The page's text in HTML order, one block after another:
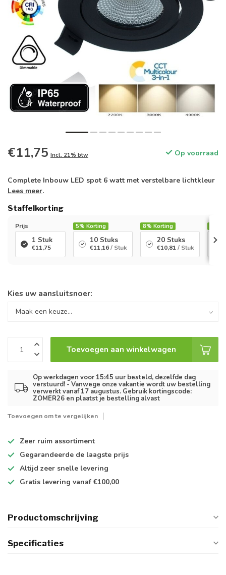
€11,75 Incl. 21% btw Op voorraad
Complete Inbouw LED spot 6 watt met verstelbare lichtkleur
Lees meer.
Staffelkorting
Prijs
1 Stuk
€11,75
5% Korting
10 Stuks
€11,16/ Stuk
8% Korting
20 Stuks
€10,81/ Stuk
Kies uw aansluitsnoer:
Toevoegen aan winkelwagen
Op werkdagen voor 15:45 uur besteld, dezelfde dag
verstuurd! - Vanwege onze vakantie wordt uw bestelling
verwerkt vanaf 17 augustus. Gebruik kortingscode:
ZOMER26 en plaatst je bestelling alvast
Toevoegen om te vergelijken
Zeer ruim assortiment
Gegarandeerde de laagste prijs
Altijd zeer snelle levering
Gratis levering vanaf €100,00
Productomschrijving
Specificaties